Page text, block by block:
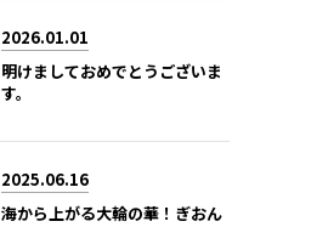
2026.01.01
明けましておめでとうございま
す。
2025.06.16
海から上がる大輪の華！ぎおん